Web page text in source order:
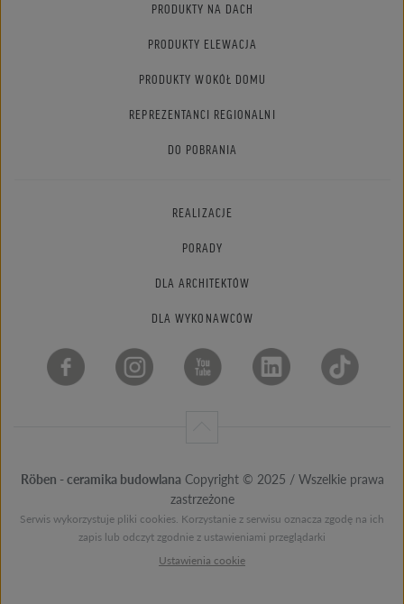
PRODUKTY NA DACH
PRODUKTY ELEWACJA
PRODUKTY WOKÓŁ DOMU
REPREZENTANCI REGIONALNI
DO POBRANIA
REALIZACJE
PORADY
DLA ARCHITEKTÓW
DLA WYKONAWCÓW
Röben - ceramika budowlana Copyright © 2025 / Wszelkie prawa
zastrzeżone
Serwis wykorzystuje pliki cookies. Korzystanie z serwisu oznacza zgodę na ich
zapis lub odczyt zgodnie z ustawieniami przeglądarki
Ustawienia cookie